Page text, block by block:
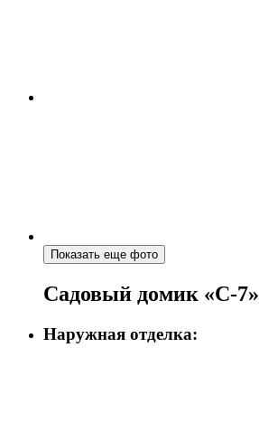
Показать еще фото
Садовый домик «С-7»
Наружная отделка: